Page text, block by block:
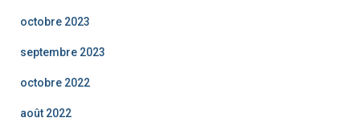
octobre 2023
septembre 2023
octobre 2022
août 2022